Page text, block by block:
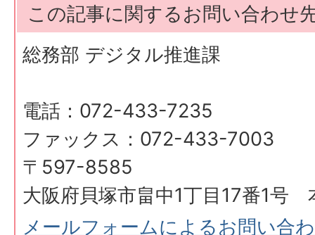
この記事に関するお問い合わせ
総務部 デジタル推進課
電話：072-433-7235
ファックス：072-433-7003
〒597-8585
大阪府貝塚市畠中1丁目17番1号
メールフォームによるお問い合